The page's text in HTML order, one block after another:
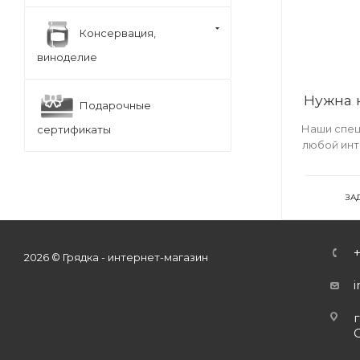
Нужна
Наши
любой
Консервация,
виноделие
Подарочные
сертификаты
2026 © Грядка - интернет-магазин